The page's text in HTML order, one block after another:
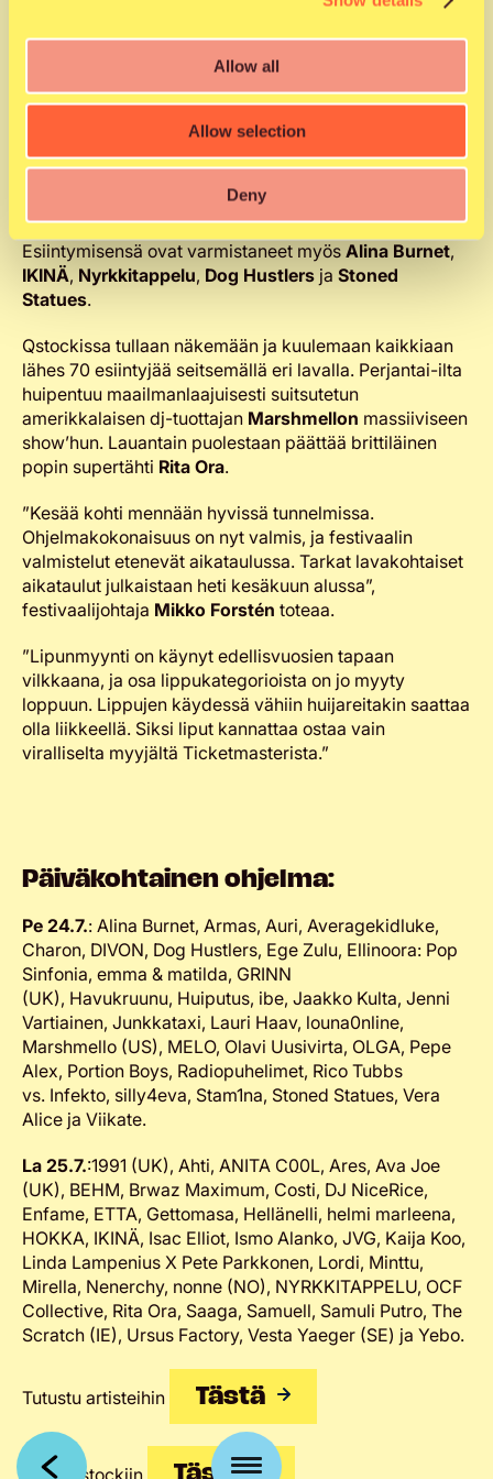
Allow all
Allow selection
Deny
omakustanteella singlelistan valloittanutlouna0nline
kotimaisen popmusiikin terävimpään kärkeen noussut
Ulkomailta Qstockin kattausta tulevat täydentämään
kovassa nosteessa oleva ruotsalaispoppari
irlantilainen akustista folkia ja metallivaikutteita
viimeistelevä norjalainen electro rock -duo
Esiintymisensä ovat varmistaneet myös Alina Burnet,
IKINÄ, Nyrkkitappelu, Dog Hustlers ja Stoned
Statues.
Qstockissa tullaan näkemään ja kuulemaan kaikkiaan
lähes 70 esiintyjää seitsemällä eri lavalla. Perjantai-ilta
huipentuu maailmanlaajuisesti suitsutetun
amerikkalaisen dj-tuottajan Marshmellon massiiviseen
show’hun. Lauantain puolestaan päättää brittiläinen
popin supertähti Rita Ora.
”Kesää kohti mennään hyvissä tunnelmissa.
Ohjelmakokonaisuus on nyt valmis, ja festivaalin
valmistelut etenevät aikataulussa. Tarkat lavakohtaiset
aikataulut julkaistaan heti kesäkuun alussa”,
festivaalijohtaja Mikko Forstén toteaa.
”Lipunmyynti on käynyt edellisvuosien tapaan
vilkkaana, ja osa lippukategorioista on jo myyty
loppuun. Lippujen käydessä vähiin huijareitakin saattaa
olla liikkeellä. Siksi liput kannattaa ostaa vain
viralliselta myyjältä Ticketmasterista.”
Päiväkohtainen ohjelma:
Pe 24.7.: Alina Burnet, Armas, Auri, Averagekidluke,
Charon, DIVON, Dog Hustlers, Ege Zulu, Ellinoora: Pop
Sinfonia, emma & matilda, GRINN
(UK), Havukruunu, Huiputus, ibe, Jaakko Kulta, Jenni
Vartiainen, Junkkataxi, Lauri Haav, louna0nline,
Marshmello (US), MELO, Olavi Uusivirta, OLGA, Pepe
Alex, Portion Boys, Radiopuhelimet, Rico Tubbs
vs. Infekto, silly4eva, Stam1na, Stoned Statues, Vera
Alice ja Viikate.
La 25.7.:1991 (UK), Ahti, ANITA C00L, Ares, Ava Joe
(UK), BEHM, Brwaz Maximum, Costi, DJ NiceRice,
Enfame, ETTA, Gettomasa, Hellänelli, helmi marleena,
HOKKA, IKINÄ, Isac Elliot, Ismo Alanko, JVG, Kaija Koo,
Linda Lampenius X Pete Parkkonen, Lordi, Minttu,
Mirella, Nenerchy, nonne (NO), NYRKKITAPPELU, OCF
Collective, Rita Ora, Saaga, Samuell, Samuli Putro, The
Scratch (IE), Ursus Factory, Vesta Yaeger (SE) ja Yebo.
Tutustu artisteihin Tästä
Liput Qstockiin